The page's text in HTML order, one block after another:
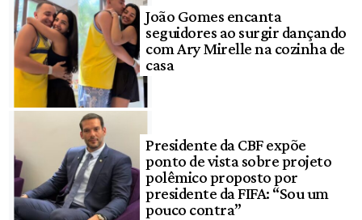
João Gomes encanta
seguidores ao surgir dançando
com Ary Mirelle na cozinha de
casa
Presidente da CBF expõe
ponto de vista sobre projeto
polêmico proposto por
presidente da FIFA: “Sou um
pouco contra”